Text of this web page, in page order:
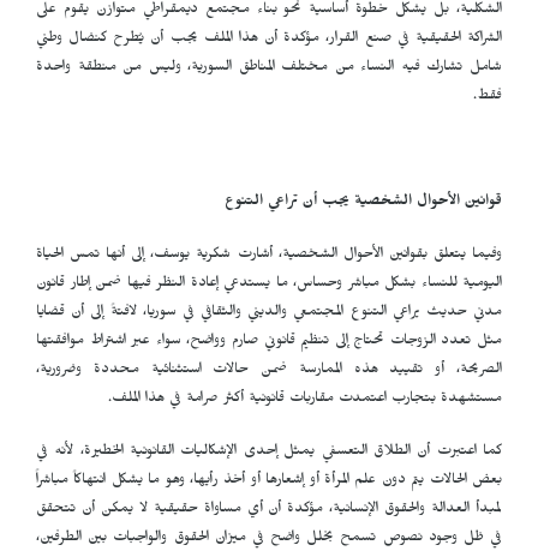
الشكلية، بل يشكل خطوة أساسية نحو بناء مجتمع ديمقراطي متوازن يقوم على
الشراكة الحقيقية في صنع القرار، مؤكدة أن هذا الملف يجب أن يُطرح كنضال وطني
شامل تشارك فيه النساء من مختلف المناطق السورية، وليس من منطقة واحدة
فقط.
قوانين الأحوال الشخصية يجب أن تراعي التنوع
وفيما يتعلق بقوانين الأحوال الشخصية، أشارت شكرية يوسف، إلى أنها تمس الحياة
اليومية للنساء بشكل مباشر وحساس، ما يستدعي إعادة النظر فيها ضمن إطار قانون
مدني حديث يراعي التنوع المجتمعي والديني والثقافي في سوريا، لافتةً إلى أن قضايا
مثل تعدد الزوجات تحتاج إلى تنظيم قانوني صارم وواضح، سواء عبر اشتراط موافقتها
الصريحة، أو تقييد هذه الممارسة ضمن حالات استثنائية محددة وضرورية،
مستشهدة بتجارب اعتمدت مقاربات قانونية أكثر صرامة في هذا الملف.
كما اعتبرت أن الطلاق التعسفي يمثل إحدى الإشكاليات القانونية الخطيرة، لأنه في
بعض الحالات يتم دون علم المرأة أو إشعارها أو أخذ رأيها، وهو ما يشكل انتهاكاً مباشراً
لمبدأ العدالة والحقوق الإنسانية، مؤكدة أن أي مساواة حقيقية لا يمكن أن تتحقق
في ظل وجود نصوص تسمح بخلل واضح في ميزان الحقوق والواجبات بين الطرفين،